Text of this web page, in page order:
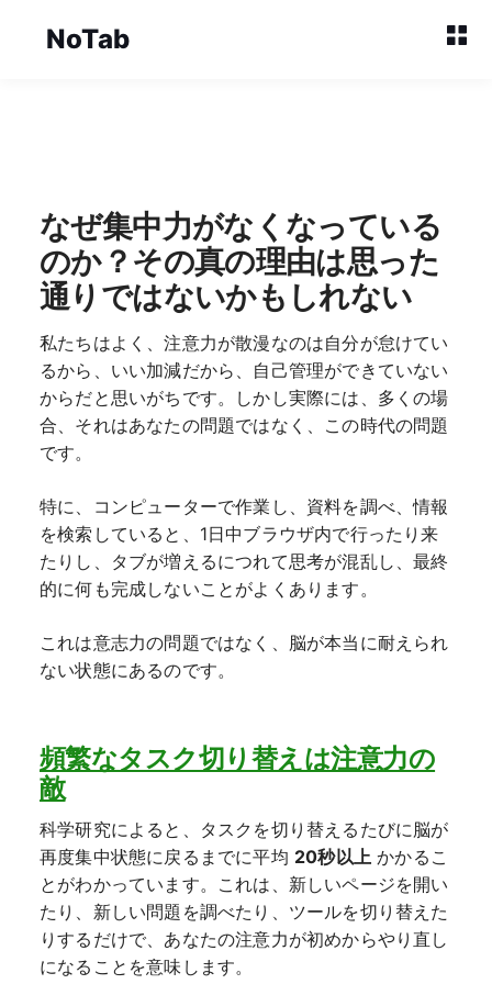
NoTab
なぜ集中力がなくなっている
のか？その真の理由は思った
通りではないかもしれない
私たちはよく、注意力が散漫なのは自分が怠けてい
るから、いい加減だから、自己管理ができていない
からだと思いがちです。しかし実際には、多くの場
合、それはあなたの問題ではなく、この時代の問題
です。
特に、コンピューターで作業し、資料を調べ、情報
を検索していると、1日中ブラウザ内で行ったり来
たりし、タブが増えるにつれて思考が混乱し、最終
的に何も完成しないことがよくあります。
これは意志力の問題ではなく、脳が本当に耐えられ
ない状態にあるのです。
頻繁なタスク切り替えは注意力の
敵
科学研究によると、タスクを切り替えるたびに脳が
再度集中状態に戻るまでに平均 20秒以上 かかるこ
とがわかっています。これは、新しいページを開い
たり、新しい問題を調べたり、ツールを切り替えた
りするだけで、あなたの注意力が初めからやり直し
になることを意味します。